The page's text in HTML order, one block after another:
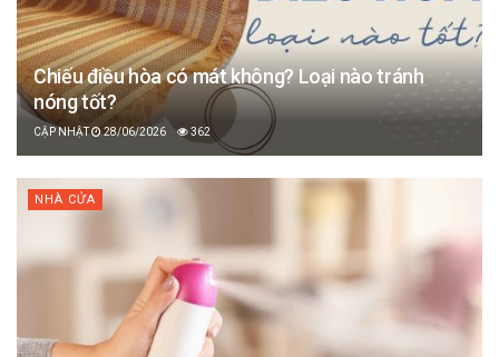
Chiếu điều hòa có mát không? Loại nào tránh
nóng tốt?
28/06/2026 362
NHÀ CỬA